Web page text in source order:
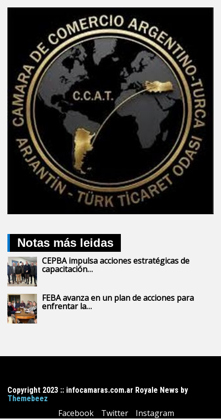
Notas más leidas
CEPBA impulsa acciones estratégicas de
capacitación…
FEBA avanza en un plan de acciones para
enfrentar la…
Copyright 2023 :: infocamaras.com.ar Royale News by
Themebeez
Facebook Twitter Instagram